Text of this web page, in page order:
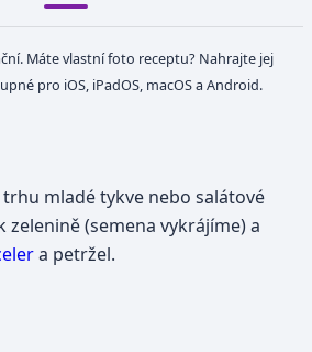
Máte vlastní foto receptu? Nahrajte jej
pro iOS, iPadOS, macOS a Android.
mladé tykve nebo salátové
zelenině (semena vykrájíme) a
a petržel.